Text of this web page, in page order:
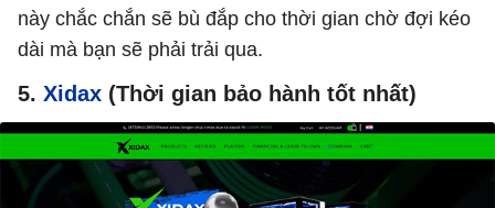
này chắc chắn sẽ bù đắp cho thời gian chờ đợi kéo
dài mà bạn sẽ phải trải qua.
5. Xidax (Thời gian bảo hành tốt nhất)